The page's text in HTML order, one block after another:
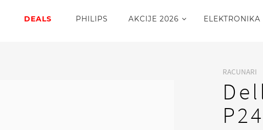
DEALS PHILIPS AKCIJE 2026 ELEKTRONIKA
RACUNARI